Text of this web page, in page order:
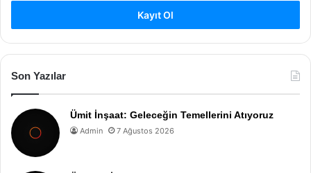
Kayıt Ol
Son Yazılar
Ümit İnşaat: Geleceğin Temellerini Atıyoruz
Admin 7 Ağustos 2026